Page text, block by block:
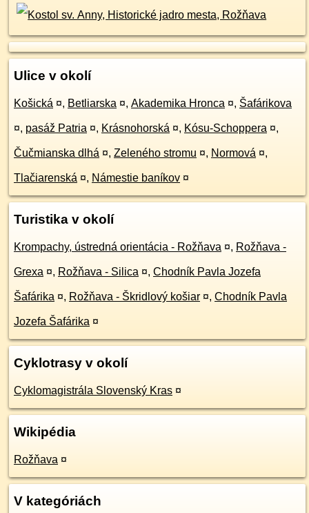
Ulice v okolí
Košická ¤, Betliarska ¤, Akademika Hronca ¤, Šafárikova
¤, pasáž Patria ¤, Krásnohorská ¤, Kósu-Schoppera ¤,
Čučmianska dlhá ¤, Zeleného stromu ¤, Normová ¤,
Tlačiarenská ¤, Námestie baníkov ¤
Turistika v okolí
Krompachy, ústredná orientácia - Rožňava ¤, Rožňava -
Grexa ¤, Rožňava - Silica ¤, Chodník Pavla Jozefa
Šafárika ¤, Rožňava - Škridlový košiar ¤, Chodník Pavla
Jozefa Šafárika ¤
Cyklotrasy v okolí
Cyklomagistrála Slovenský Kras ¤
Wikipédia
Rožňava ¤
V kategóriách